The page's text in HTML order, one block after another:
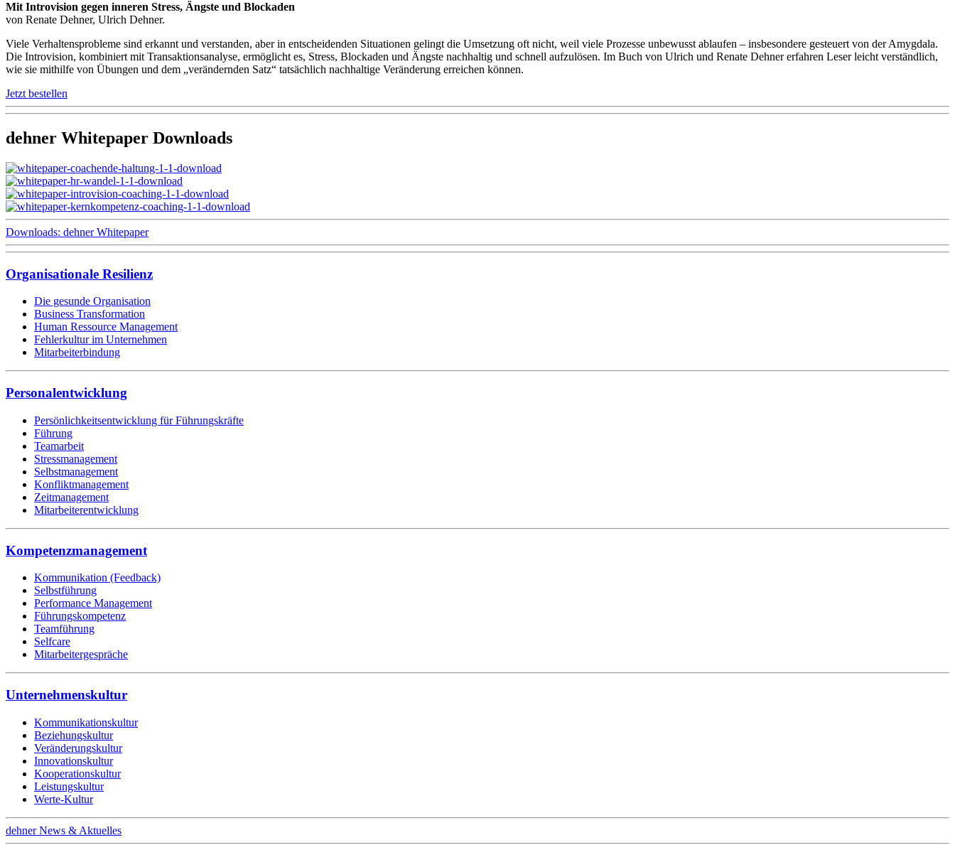
Mit Introvision gegen inneren Stress, Ängste und Blockaden
von Renate Dehner, Ulrich Dehner.
Viele Verhaltensprobleme sind erkannt und verstanden, aber in entscheidenden Situationen gelingt die Umsetzung oft nicht, weil viele Prozesse unbewusst ablaufen – insbesondere gesteuert von der Amygdala.
Die Introvision, kombiniert mit Transaktionsanalyse, ermöglicht es, Stress, Blockaden und Ängste nachhaltig und schnell aufzulösen. Im Buch von Ulrich und Renate Dehner erfahren Leser leicht verständlich,
wie sie mithilfe von Übungen und dem „verändernden Satz“ tatsächlich nachhaltige Veränderung erreichen können.
Jetzt bestellen
dehner Whitepaper Downloads
Downloads: dehner Whitepaper
Organisationale Resilienz
Die gesunde Organisation
Business Transformation
Human Ressource Management
Fehlerkultur im Unternehmen
Mitarbeiterbindung
Personalentwicklung
Persönlichkeitsentwicklung für Führungskräfte
Führung
Teamarbeit
Stressmanagement
Selbstmanagement
Konfliktmanagement
Zeitmanagement
Mitarbeiterentwicklung
Kompetenzmanagement
Kommunikation (Feedback)
Selbstführung
Performance Management
Führungskompetenz
Teamführung
Selfcare
Mitarbeitergespräche
Unternehmenskultur
Kommunikationskultur
Beziehungskultur
Veränderungskultur
Innovationskultur
Kooperationskultur
Leistungskultur
Werte-Kultur
dehner News & Aktuelles